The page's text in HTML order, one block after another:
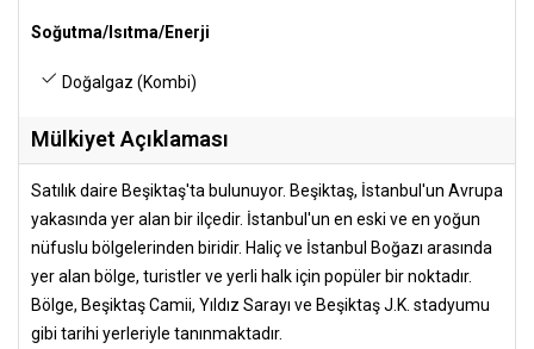
Soğutma/Isıtma/Enerji
Doğalgaz (Kombi)
Mülkiyet Açıklaması
Satılık daire Beşiktaş'ta bulunuyor. Beşiktaş, İstanbul'un Avrupa
yakasında yer alan bir ilçedir. İstanbul'un en eski ve en yoğun
nüfuslu bölgelerinden biridir. Haliç ve İstanbul Boğazı arasında
yer alan bölge, turistler ve yerli halk için popüler bir noktadır.
Bölge, Beşiktaş Camii, Yıldız Sarayı ve Beşiktaş J.K. stadyumu
gibi tarihi yerleriyle tanınmaktadır.